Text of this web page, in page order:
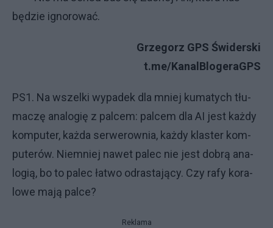
będzie ignorować.
Grzegorz GPS Świderski
t.me/KanalBlogeraGPS
PS1. Na wszel­ki wy­pa­dek dla mniej ku­ma­ty­ch tłu­
ma­czę ana­lo­gię z pal­cem: pal­cem dla AI je­st każ­dy
kom­pu­ter, każ­da ser­we­row­nia, każ­dy kla­ster kom­
pu­te­rów. Nie­mniej na­wet pa­lec nie je­st do­brą ana­
lo­gią, bo to pa­lec ła­two od­ra­sta­ją­cy. Czy ra­fy ko­ra­
lo­we ma­ją pal­ce?
Reklama